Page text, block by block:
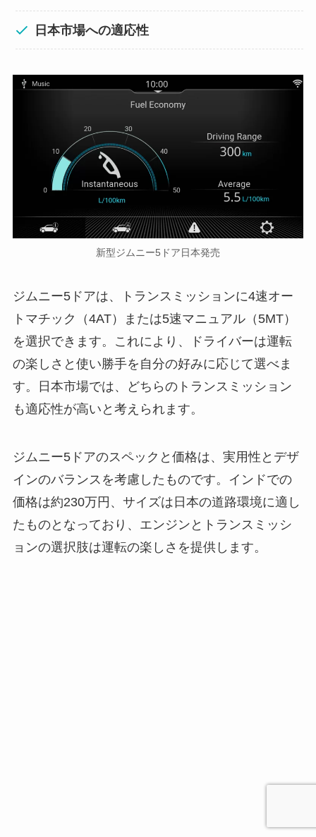
日本市場への適応性
新型ジムニー5ドア日本発売
ジムニー5ドアは、トランスミッションに4速オー
トマチック（4AT）または5速マニュアル（5MT）
を選択できます。これにより、ドライバーは運転
の楽しさと使い勝手を自分の好みに応じて選べま
す。日本市場では、どちらのトランスミッション
も適応性が高いと考えられます。
ジムニー5ドアのスペックと価格は、実用性とデザ
インのバランスを考慮したものです。インドでの
価格は約230万円、サイズは日本の道路環境に適し
たものとなっており、エンジンとトランスミッシ
ョンの選択肢は運転の楽しさを提供します。